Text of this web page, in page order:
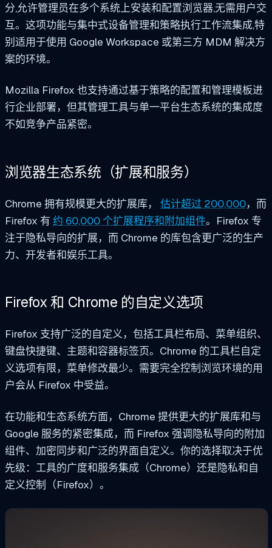
分,允许管理员在多个系统上安装和配置浏览器,无需用户交
互。这项功能与集中式设备管理和策略执行工作流集成,特
别适用于使用 Google Workspace 或第三方 MDM 解决方
案的环境。
Mozilla Firefox 也支持通过基于策略的配置和管理模板进
行企业部署，但其管理工具与单一平台生态系统的集成度
不如竞争产品紧密。
浏览器生态系统（扩展和服务）
Chrome 拥有规模更大的扩展库， 估计超过 200,000，而
Firefox 有 约 60,000 个扩展程序和附加组件。Firefox 专
注于隐私导向的扩展，而 Chrome 的库包含更广泛的生产
力、开发者和娱乐工具。
Firefox 和 Chrome 的自定义选项
Firefox 支持广泛的自定义，包括工具栏布局、菜单组织、
键盘快捷键、主题和容器标签页。Chrome 的工具栏自定
义选项有限，菜单修改最少。需要完全控制浏览环境的用
户会从 Firefox 中受益。
在功能和生态系统方面，Chrome 提供更大的扩展库和与
Google 服务的紧密集成，而 Firefox 强调隐私导向的附加
组件、加密同步和广泛的界面自定义。你的选择取决于优
先级：工具的广度和服务集成（Chrome）还是隐私和自
定义控制（Firefox）。